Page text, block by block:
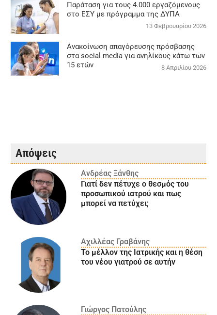
Παράταση για τους 4.000 εργαζόμενους
στο ΕΣΥ με πρόγραμμα της ΔΥΠΑ
13 Φεβρουαρίου 2026
Ανακοίνωση απαγόρευσης πρόσβασης
στα social media για ανηλίκους κάτω των
15 ετών
8 Απριλίου 2026
Απόψεις
Ανδρέας Ξάνθης
Γιατί δεν πέτυχε ο θεσμός του
προσωπικού ιατρού και πως
μπορεί να πετύχει;
Αχιλλέας Γραβάνης
Το μέλλον της Ιατρικής και η θέση
του νέου γιατρού σε αυτήν
Γιώργος Πατούλης